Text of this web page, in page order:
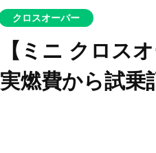
クロスオーバー
【ミニ クロス
実燃費から試乗